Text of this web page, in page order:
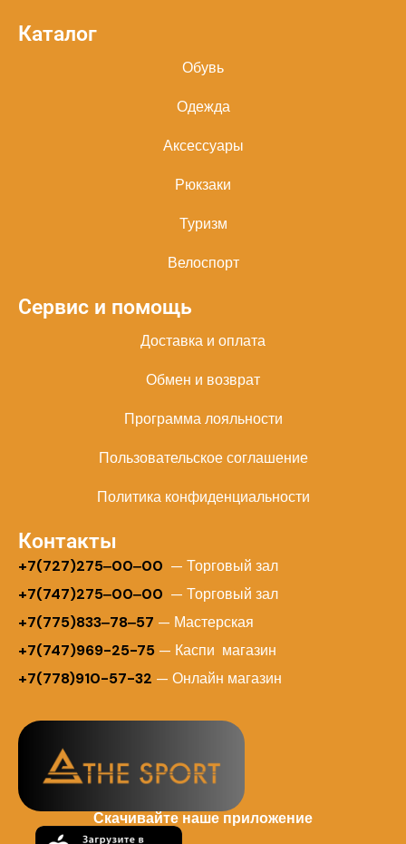
Каталог
Обувь
Одежда
Аксессуары
Рюкзаки
Туризм
Велоспорт
Сервис и помощь
Доставка и оплата
Обмен и возврат
Программа лояльности
Пользовательское соглашение
Политика конфиденциальности
Контакты
+7(727)275‒00‒00 — Торговый зал
+7(747)275‒00‒00 — Торговый зал
+7(775)833‒78‒57 — Мастерская
+7(747)969-25-75 — Каспи магазин
+7(778)910-57-32 — Онлайн магазин
Скачивайте наше приложение